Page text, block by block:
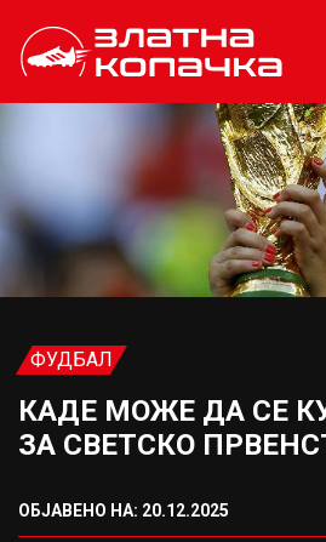
ФУДБАЛ
КАДЕ МОЖЕ ДА СЕ
ЗА СВЕТСКО
ОБЈАВЕНО НА: 20.12.2025